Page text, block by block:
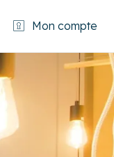
Mon compte